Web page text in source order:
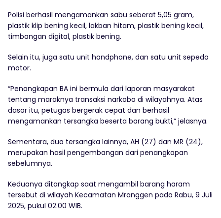
Polisi berhasil mengamankan sabu seberat 5,05 gram,
plastik klip bening kecil, lakban hitam, plastik bening kecil,
timbangan digital, plastik bening.
Selain itu, juga satu unit handphone, dan satu unit sepeda
motor.
“Penangkapan BA ini bermula dari laporan masyarakat
tentang maraknya transaksi narkoba di wilayahnya. Atas
dasar itu, petugas bergerak cepat dan berhasil
mengamankan tersangka beserta barang bukti,” jelasnya.
Sementara, dua tersangka lainnya, AH (27) dan MR (24),
merupakan hasil pengembangan dari penangkapan
sebelumnya.
Keduanya ditangkap saat mengambil barang haram
tersebut di wilayah Kecamatan Mranggen pada Rabu, 9 Juli
2025, pukul 02.00 WIB.